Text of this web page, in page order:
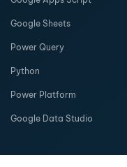
Google Sheets
Power Query
Python
Power Platform
Google Data Studio